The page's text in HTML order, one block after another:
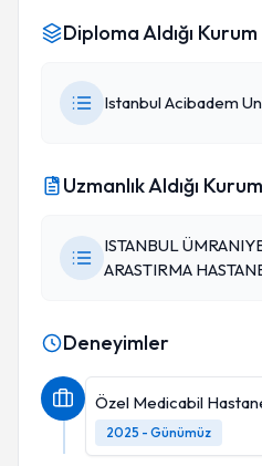
Diploma Aldığı Kurum
Istanbul Acibadem
Uzmanlık Aldığı Kurum
ISTANBUL
ARASTIRMA
Deneyimler
Özel Medicabil
2025 - Günümüz